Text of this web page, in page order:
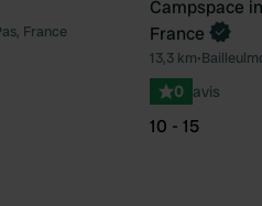
Préféré
France
Reserve
Campspace
France
13,3 km•
0 avis
10 - 15